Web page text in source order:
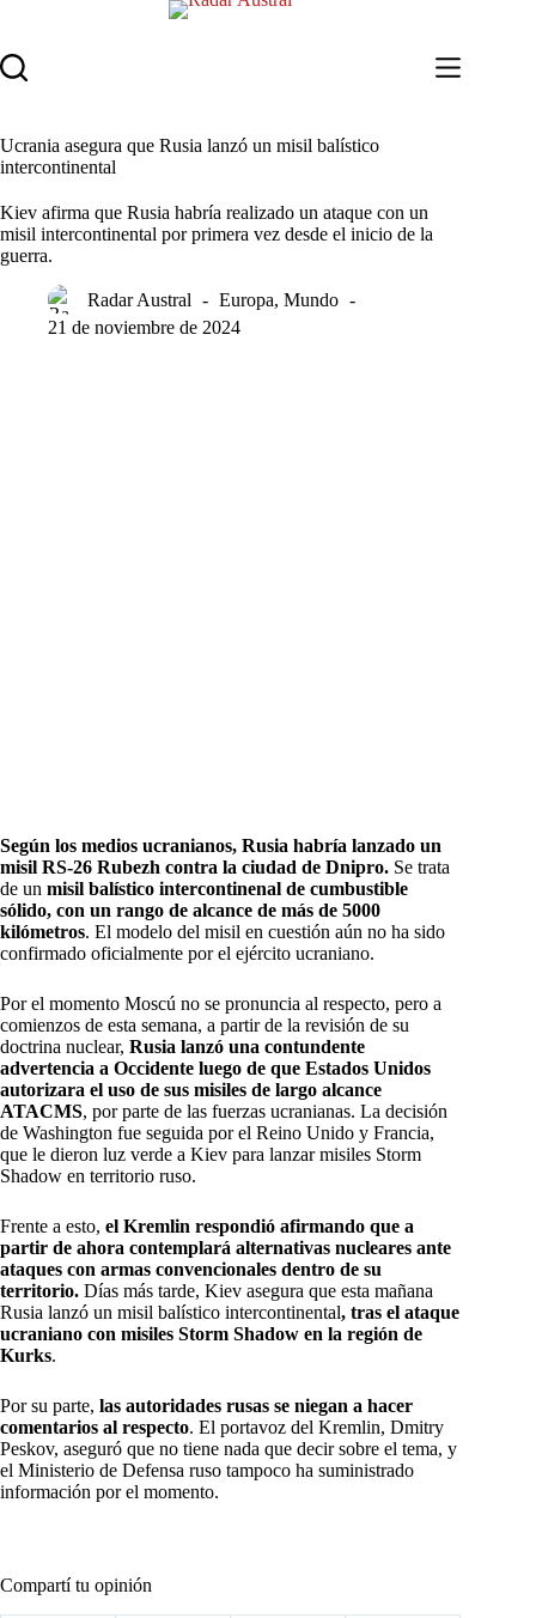
contenido
Ucrania asegura que Rusia lanzó un misil balístico
intercontinental
Kiev afirma que Rusia habría realizado un ataque con un
misil intercontinental por primera vez desde el inicio de la
guerra.
Radar Austral Europa, Mundo
21 de noviembre de 2024
Según los medios ucranianos, Rusia habría lanzado un
misil RS-26 Rubezh contra la ciudad de Dnipro. Se trata
de un misil balístico intercontinenal de cumbustible
sólido, con un rango de alcance de más de 5000
kilómetros. El modelo del misil en cuestión aún no ha sido
confirmado oficialmente por el ejército ucraniano.
Por el momento Moscú no se pronuncia al respecto, pero a
comienzos de esta semana, a partir de la revisión de su
doctrina nuclear, Rusia lanzó una contundente
advertencia a Occidente luego de que Estados Unidos
autorizara el uso de sus misiles de largo alcance
ATACMS, por parte de las fuerzas ucranianas. La decisión
de Washington fue seguida por el Reino Unido y Francia,
que le dieron luz verde a Kiev para lanzar misiles Storm
Shadow en territorio ruso.
Frente a esto, el Kremlin respondió afirmando que a
partir de ahora contemplará alternativas nucleares ante
ataques con armas convencionales dentro de su
territorio. Días más tarde, Kiev asegura que esta mañana
Rusia lanzó un misil balístico intercontinental, tras el ataque
ucraniano con misiles Storm Shadow en la región de
Kurks.
Por su parte, las autoridades rusas se niegan a hacer
comentarios al respecto. El portavoz del Kremlin, Dmitry
Peskov, aseguró que no tiene nada que decir sobre el tema, y
el Ministerio de Defensa ruso tampoco ha suministrado
información por el momento.
Compartí tu opinión